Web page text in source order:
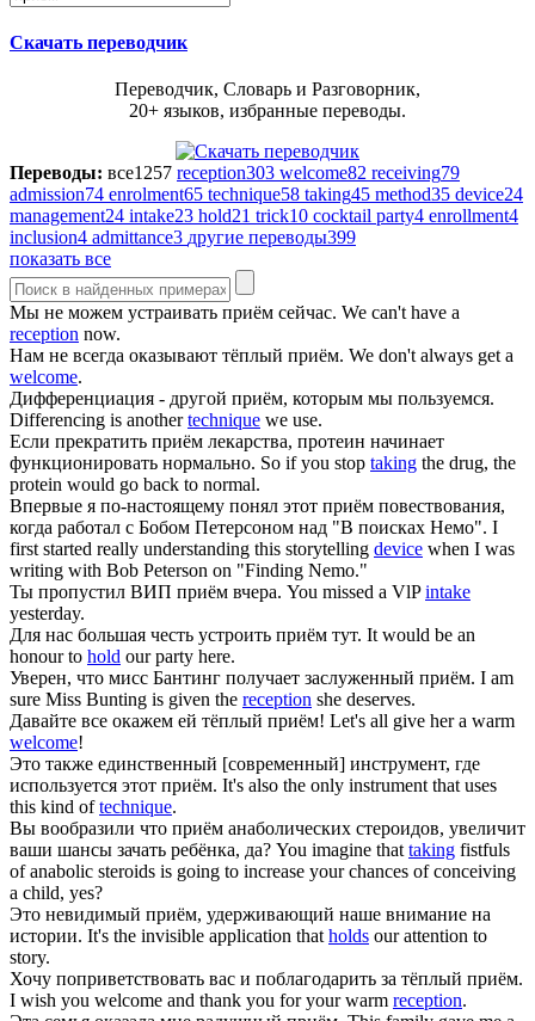
Скачать переводчик
Переводчик, Словарь и Разговорник,
20+ языков, избранные переводы.
Переводы: все1257 reception303 welcome82 receiving79
admission74 enrolment65 technique58 taking45 method35 device24
management24 intake23 hold21 trick10 cocktail party4 enrollment4
inclusion4 admittance3 другие переводы399
показать все
Мы не можем устраивать приём сейчас. We can't have a
reception now.
Нам не всегда оказывают тёплый приём. We don't always get a
welcome.
Дифференциация - другой приём, которым мы пользуемся.
Differencing is anothertechnique we use.
Если прекратить приём лекарства, протеин начинает
функционировать нормально. So if you stop taking the drug, the
protein would go back to normal.
Впервые я по-настоящему понял этот приём повествования,
когда работал с Бобом Петерсоном над "В поисках Немо". I
first started really understanding this storytelling device when I was
writing with Bob Peterson on "Finding Nemo."
Ты пропустил ВИП приём вчера. You missed a VlPintake
yesterday.
Для нас большая честь устроить приём тут. It would be an
honour to hold our party here.
Уверен, что мисс Бантинг получает заслуженный приём. I am
sure Miss Bunting is given the reception she deserves.
Давайте все окажем ей тёплый приём! Let's all give her a warm
welcome!
Это также единственный [современный] инструмент, где
используется этот приём. It's also the only instrument that uses
this kind oftechnique.
Вы вообразили что приём анаболических стероидов, увеличит
ваши шансы зачать ребёнка, да? You imagine thattaking fistfuls
of anabolic steroids is going to increase your chances of conceiving
a child, yes?
Это невидимый приём, удерживающий наше внимание на
истории. It's the invisible application thatholds our attention to
story.
Хочу поприветствовать вас и поблагодарить за тёплый приём.
I wish you welcome and thank you for your warm reception.